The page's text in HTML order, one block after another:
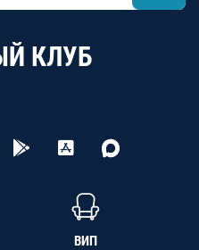
КЛУБ
ВИП